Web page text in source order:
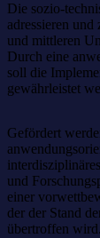
Die sozio-
adressieren
und mittleren
Durch eine
soll die
gewährleistet
Gefördert
und
einer
der der Stand
übertroffen wird.